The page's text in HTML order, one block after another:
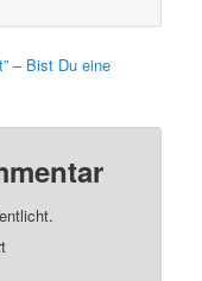
– Bist Du eine